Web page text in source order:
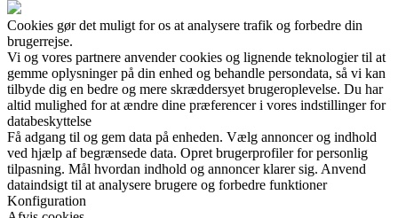
Cookies gør det muligt for os at analysere trafik og forbedre din
brugerrejse.
Vi og vores partnere anvender cookies og lignende teknologier til at
gemme oplysninger på din enhed og behandle persondata, så vi kan
tilbyde dig en bedre og mere skræddersyet brugeroplevelse. Du har
altid mulighed for at ændre dine præferencer i vores indstillinger for
databeskyttelse
Få adgang til og gem data på enheden. Vælg annoncer og indhold
ved hjælp af begrænsede data. Opret brugerprofiler for personlig
tilpasning. Mål hvordan indhold og annoncer klarer sig. Anvend
dataindsigt til at analysere brugere og forbedre funktioner
Konfiguration